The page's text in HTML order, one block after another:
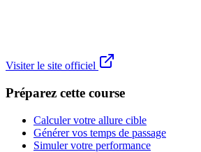
Visiter le site officiel
Préparez cette course
Calculer votre allure cible
Générer vos temps de passage
Simuler votre performance